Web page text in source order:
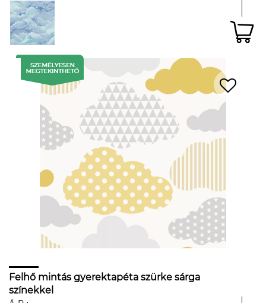
Felhő mintás gyerektapéta szürke sárga
színekkel